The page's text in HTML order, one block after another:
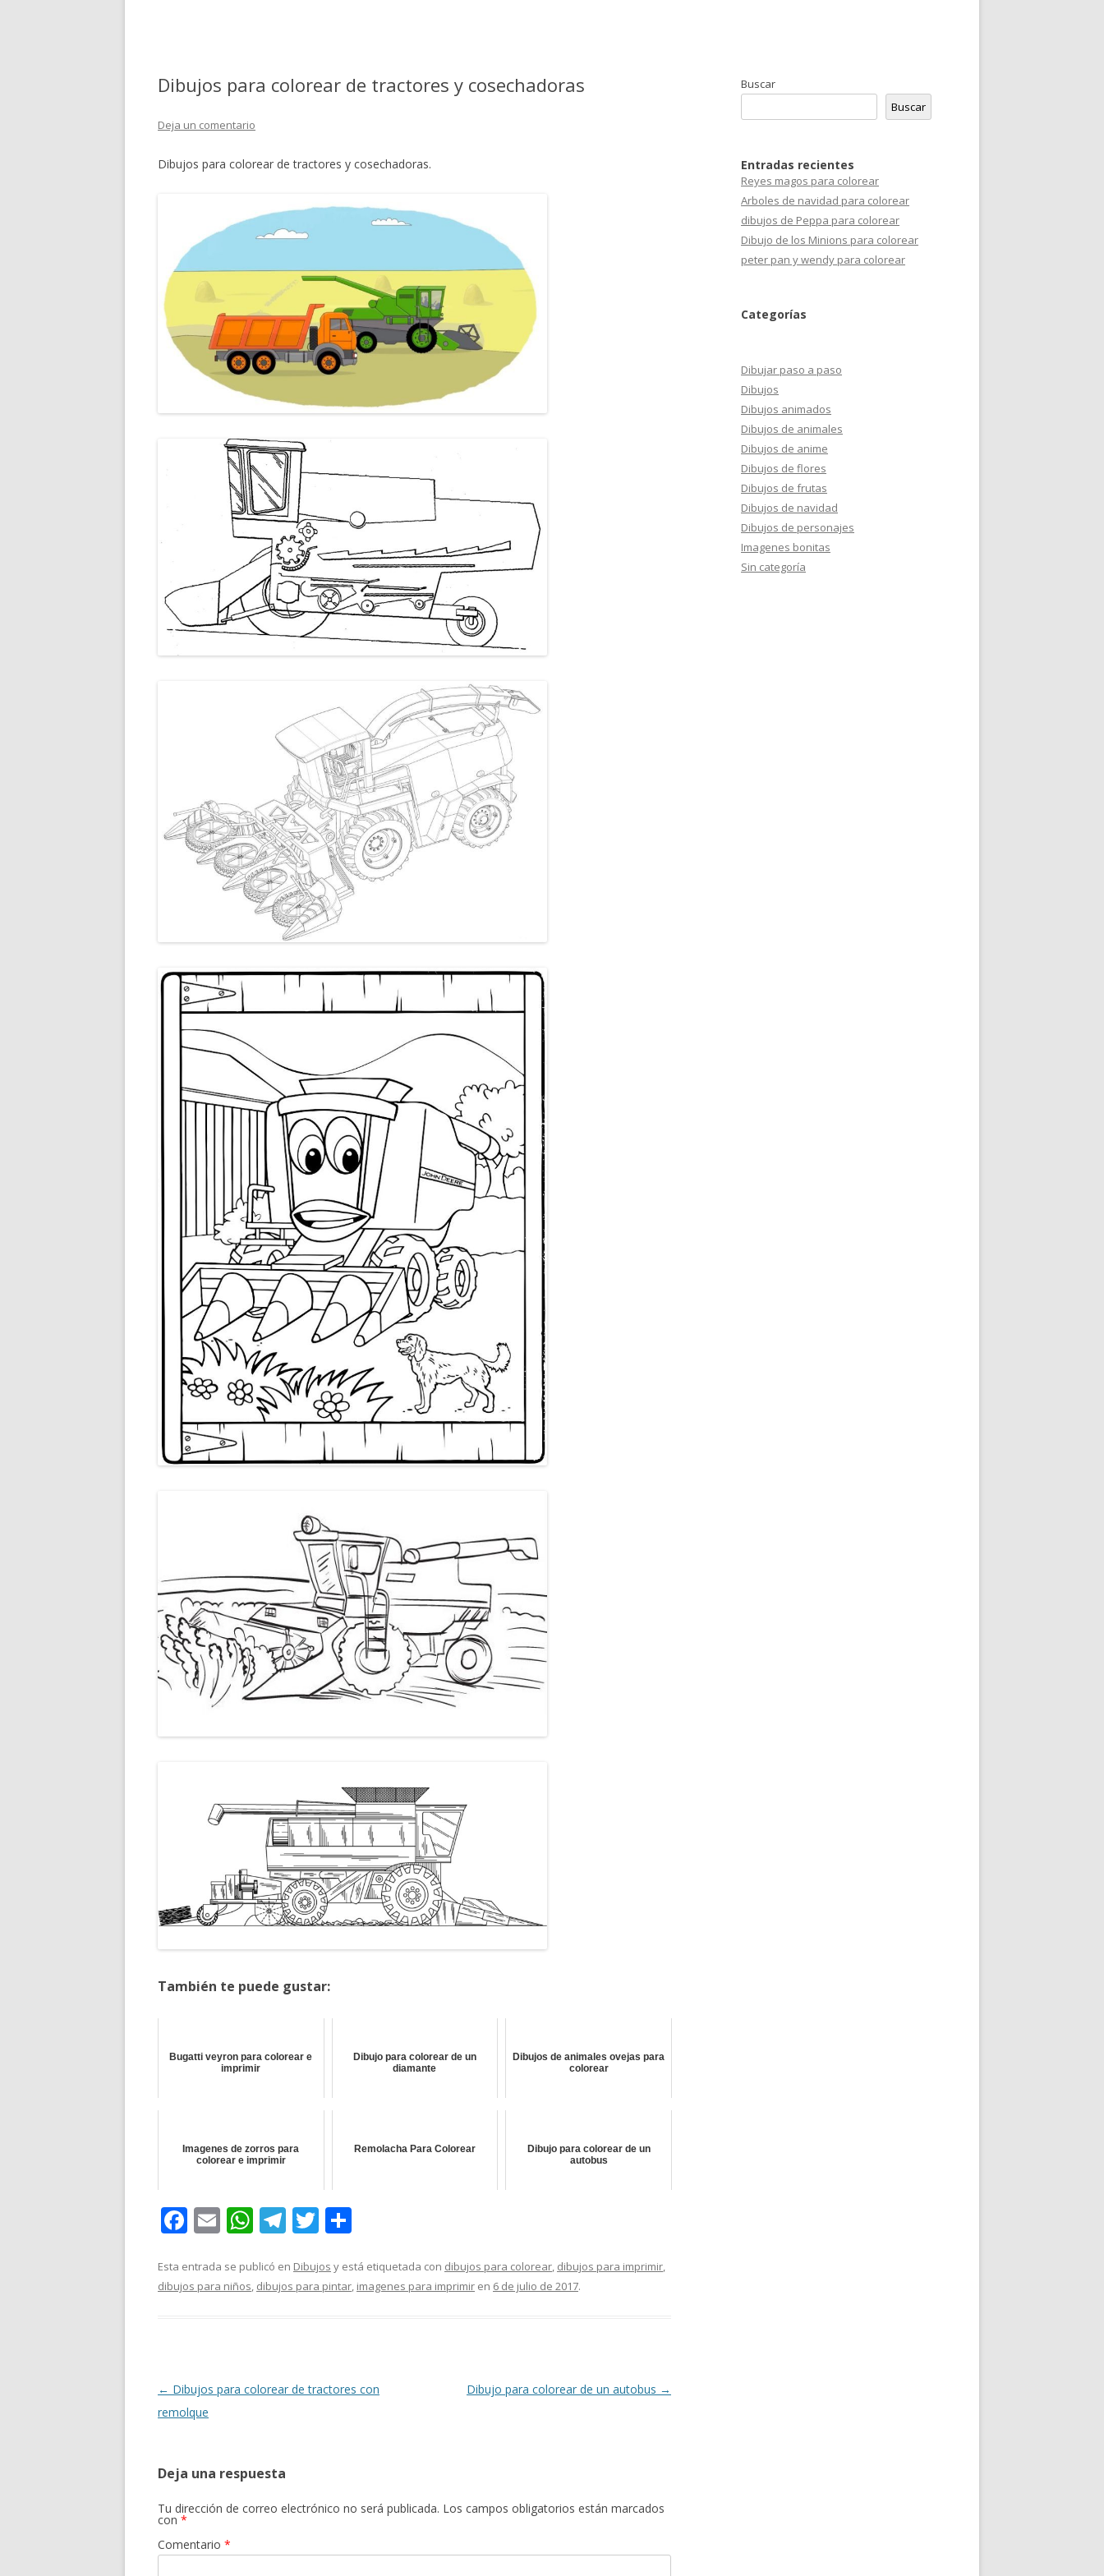
Dibujos para colorear de tractores y cosechadoras
Deja un comentario
Dibujos para colorear de tractores y cosechadoras.
También te puede gustar:
Bugatti veyron para colorear e
imprimir
Dibujo para colorear de un
diamante
Dibujos de animales ovejas para
colorear
Imagenes de zorros para
colorear e imprimir
Remolacha Para Colorear
Dibujo para colorear de un
autobus
F
e
b
k
E
ai
l
W
at
s
p
T
e
gr
T
itt
er
m
p
Esta entrada se publicó en Dibujos y está etiquetada con dibujos para colorear dibujos para imprimir
dibujos para niños dibujos para pintar imagenes para imprimir en 6 de julio de 2017.
Navegación
de
← Dibujos para colorear de tractores con
remolque
Dibujo para colorear de un autobus →
Deja una respuesta
Tu dirección de correo electrónico no será publicada. Los campos obligatorios están marcados
con *
Comentario *
Buscar
Buscar
Entradas recientes
Reyes magos para colorear
Arboles de navidad para colorear
dibujos de Peppa para colorear
Dibujo de los Minions para colorear
peter pan y wendy para colorear
Categorías
Dibujar paso a paso
Dibujos
Dibujos animados
Dibujos de animales
Dibujos de anime
Dibujos de flores
Dibujos de frutas
Dibujos de navidad
Dibujos de personajes
Imagenes bonitas
Sin categoría